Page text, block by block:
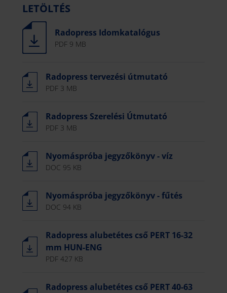
LETÖLTÉS
Radopress Idomkatalógus
PDF 9 MB
Radopress tervezési útmutató
PDF 3 MB
Radopress Szerelési Útmutató
PDF 3 MB
Nyomáspróba jegyzőkönyv - víz
DOC 95 KB
Nyomáspróba jegyzőkönyv - fűtés
DOC 94 KB
Radopress alubetétes cső PERT 16-32
mm HUN-ENG
PDF 427 KB
Radopress alubetétes cső PERT 40-63